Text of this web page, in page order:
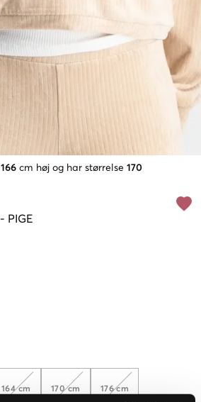
166 cm høj og har størrelse 170
- PIGE
164 cm 170 cm 176 cm